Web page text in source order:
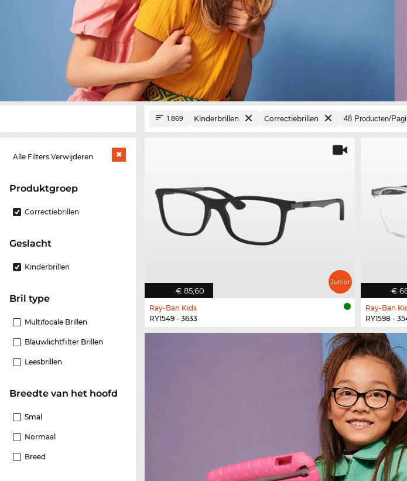
Alle Filters Verwijderen
Produktgroep
Correctiebrillen
Geslacht
Kinderbrillen
Bril type
Multifocale Brillen
Blauwlichtfilter Brillen
Leesbrillen
Breedte van het hoofd
Smal
Normaal
Breed
1.869 Kinderbrillen Correctiebrillen
€ 85,60
Ray-Ban Kids
RY1549 - 3633
€
Ray-Ban
RY1598 -